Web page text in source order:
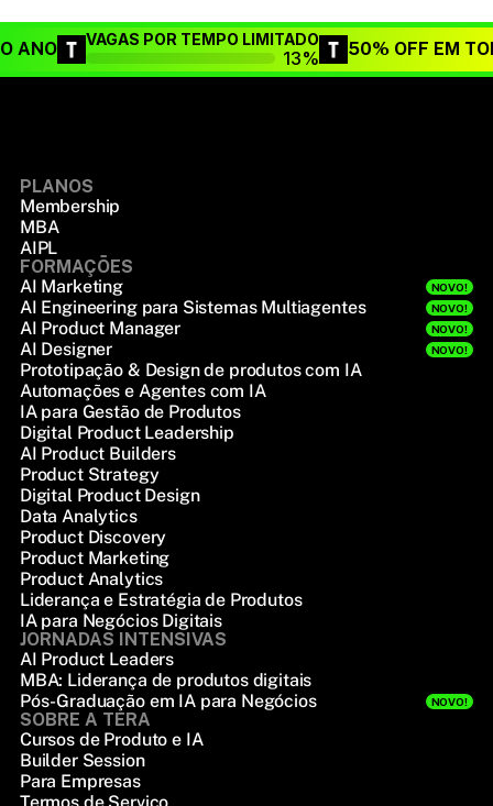
ANO VAGAS POR TEMPO LIMITADO
13% 50% OFF EM
PLANOS
Membership
MBA
AIPL
FORMAÇÕES
AI Marketing
NOVO!
AI Engineering para Sistemas Multiagentes NOVO!
AI Product Manager NOVO!
AI Designer NOVO!
Prototipação & Design de produtos com IA
Automações e Agentes com IA
IA para Gestão de Produtos
Digital Product Leadership
AI Product Builders
Product Strategy
Digital Product Design
Data Analytics
Product Discovery
Product Marketing
Product Analytics
Liderança e Estratégia de Produtos
IA para Negócios Digitais
JORNADAS INTENSIVAS
AI Product Leaders
MBA: Liderança de produtos digitais
Pós-Graduação em IA para Negócios
NOVO!
SOBRE A TERA
Cursos de Produto e IA
Builder Session
Para Empresas